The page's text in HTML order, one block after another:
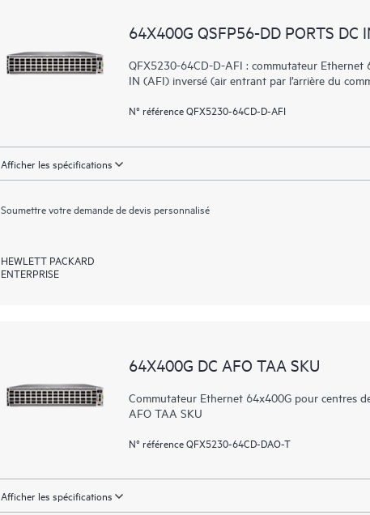
64X400G QSFP56-DD PORTS DC
QFX5230-64CD-D-AFI : commutateur
IN (AFI) inversé (air entrant par l’arrière du
N° référence QFX5230-64CD-D-AFI
Afficher les spécifications
Soumettre votre demande de devis personnalisé
HEWLETT PACKARD
ENTERPRISE
64X400G DC AFO TAA SKU
Commutateur Ethernet 64x400G pour centres
AFO TAA SKU
N° référence QFX5230-64CD-DAO-T
Afficher les spécifications